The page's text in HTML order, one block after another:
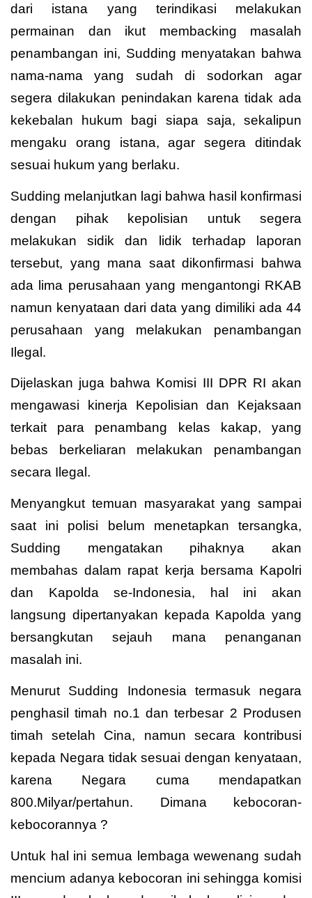
dari istana yang terindikasi melakukan
permainan dan ikut membacking masalah
penambangan ini, Sudding menyatakan bahwa
nama-nama yang sudah di sodorkan agar
segera dilakukan penindakan karena tidak ada
kekebalan hukum bagi siapa saja, sekalipun
mengaku orang istana, agar segera ditindak
sesuai hukum yang berlaku.
Sudding melanjutkan lagi bahwa hasil konfirmasi
dengan pihak kepolisian untuk segera
melakukan sidik dan lidik terhadap laporan
tersebut, yang mana saat dikonfirmasi bahwa
ada lima perusahaan yang mengantongi RKAB
namun kenyataan dari data yang dimiliki ada 44
perusahaan yang melakukan penambangan
Ilegal.
Dijelaskan juga bahwa Komisi III DPR RI akan
mengawasi kinerja Kepolisian dan Kejaksaan
terkait para penambang kelas kakap, yang
bebas berkeliaran melakukan penambangan
secara Ilegal.
Menyangkut temuan masyarakat yang sampai
saat ini polisi belum menetapkan tersangka,
Sudding mengatakan pihaknya akan
membahas dalam rapat kerja bersama Kapolri
dan Kapolda se-Indonesia, hal ini akan
langsung dipertanyakan kepada Kapolda yang
bersangkutan sejauh mana penanganan
masalah ini.
Menurut Sudding Indonesia termasuk negara
penghasil timah no.1 dan terbesar 2 Produsen
timah setelah Cina, namun secara kontribusi
kepada Negara tidak sesuai dengan kenyataan,
karena Negara cuma mendapatkan
800.Milyar/pertahun. Dimana kebocoran-
kebocorannya ?
Untuk hal ini semua lembaga wewenang sudah
mencium adanya kebocoran ini sehingga komisi